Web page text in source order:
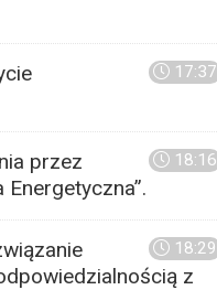
17:37
18:16
przez
18:29
z